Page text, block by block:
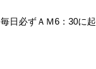
毎日必ずＡＭ6：30に起